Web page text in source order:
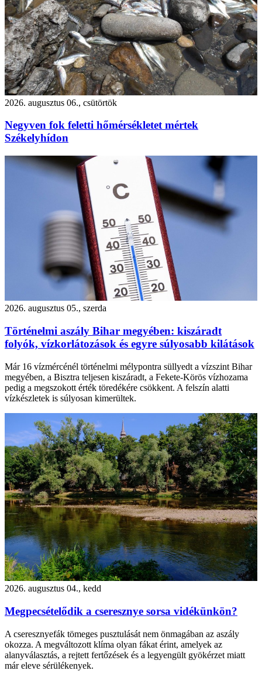
2026. augusztus 06., csütörtök
Negyven fok feletti hőmérsékletet mértek
Székelyhídon
2026. augusztus 05., szerda
Történelmi aszály Bihar megyében: kiszáradt
folyók, vízkorlátozások és egyre súlyosabb kilátások
Már 16 vízmércénél történelmi mélypontra süllyedt a vízszint Bihar
megyében, a Bisztra teljesen kiszáradt, a Fekete-Körös vízhozama
pedig a megszokott érték töredékére csökkent. A felszín alatti
vízkészletek is súlyosan kimerültek.
2026. augusztus 04., kedd
Megpecsételődik a cseresznye sorsa vidékünkön?
A cseresznyefák tömeges pusztulását nem önmagában az aszály
okozza. A megváltozott klíma olyan fákat érint, amelyek az
alanyválasztás, a rejtett fertőzések és a legyengült gyökérzet miatt
már eleve sérülékenyek.